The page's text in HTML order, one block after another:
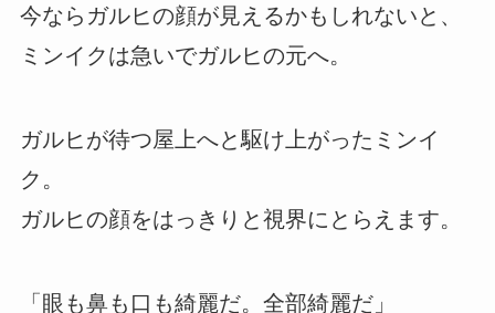
今ならガルヒの顔が見えるかもしれないと、
ミンイクは急いでガルヒの元へ。
ガルヒが待つ屋上へと駆け上がったミンイ
ク。
ガルヒの顔をはっきりと視界にとらえます。
「眼も鼻も口も綺麗だ。全部綺麗だ」